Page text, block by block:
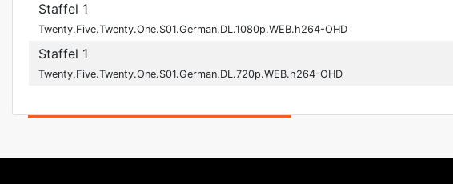
Staffel 1
Twenty.Five.Twenty.One.S01.German.DL.1080p.WEB.h264-OHD
Staffel 1
Twenty.Five.Twenty.One.S01.German.DL.720p.WEB.h264-OHD